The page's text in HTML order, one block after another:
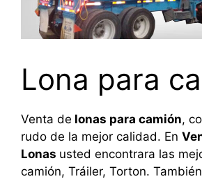
Lona para
Venta de lonas para camión,
rudo de la mejor calidad. En
Lonas usted encontrara las
camión, Tráiler, Torton.